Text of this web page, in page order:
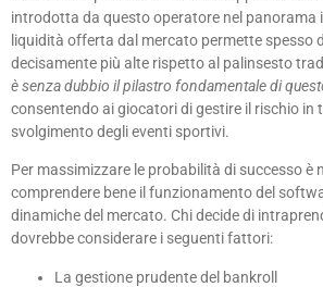
introdotta da questo operatore nel panorama
liquidità offerta dal mercato permette spesso
decisamente più alte rispetto al palinsesto
è senza dubbio il pilastro fondamentale di
consentendo ai giocatori di gestire il rischio in
svolgimento degli eventi sportivi.
Per massimizzare le probabilità di successo è
comprendere bene il funzionamento del
dinamiche del mercato. Chi decide di
dovrebbe considerare i seguenti fattori:
La gestione prudente del bankroll